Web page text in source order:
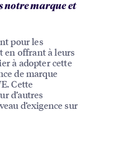
notre marque et
pour les
en offrant à leurs
à adopter cette
de marque
Cette
d’autres
d’exigence sur